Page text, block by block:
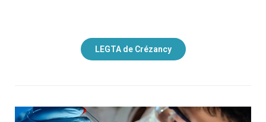
LEGTA de Crézancy